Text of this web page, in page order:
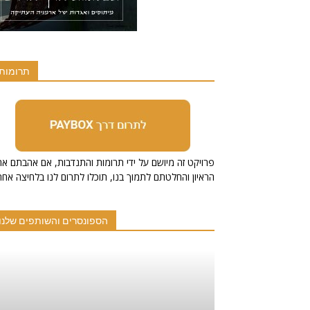
הראיון והחלטתם לתמוך בנו, תוכלו לתרום לנו בלחיצה
הספונסרים והשותפים שלנו